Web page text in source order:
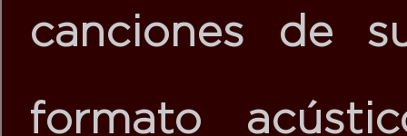
canciones de
formato